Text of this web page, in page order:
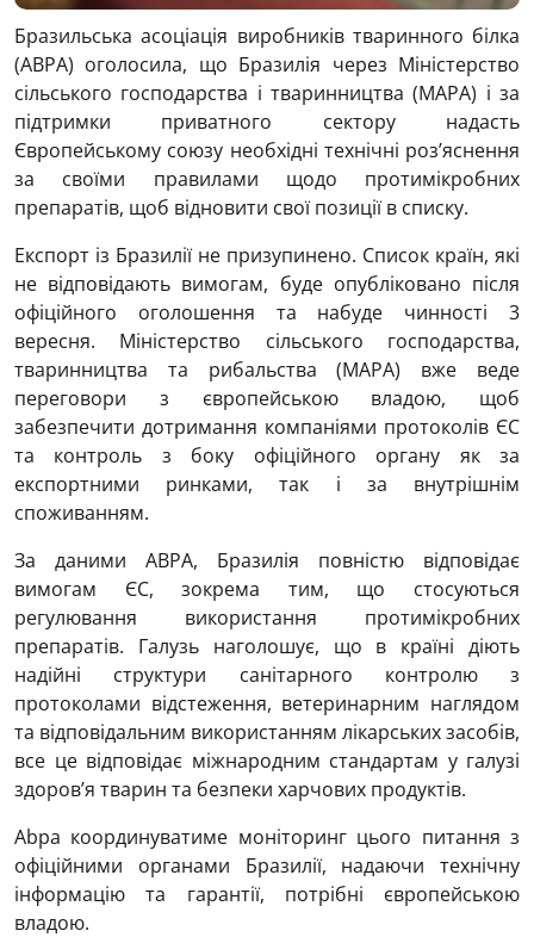
Бразильська асоціація виробників тваринного білка
(ABPA) оголосила, що Бразилія через Міністерство
сільського господарства і тваринництва (MAPA) і за
підтримки приватного сектору надасть
Європейському союзу необхідні технічні роз’яснення
за своїми правилами щодо протимікробних
препаратів, щоб відновити свої позиції в списку.
Експорт із Бразилії не призупинено. Список країн, які
не відповідають вимогам, буде опубліковано після
офіційного оголошення та набуде чинності 3
вересня. Міністерство сільського господарства,
тваринництва та рибальства (MAPA) вже веде
переговори з європейською владою, щоб
забезпечити дотримання компаніями протоколів ЄС
та контроль з боку офіційного органу як за
експортними ринками, так і за внутрішнім
споживанням.
За даними ABPA, Бразилія повністю відповідає
вимогам ЄС, зокрема тим, що стосуються
регулювання використання протимікробних
препаратів. Галузь наголошує, що в країні діють
надійні структури санітарного контролю з
протоколами відстеження, ветеринарним наглядом
та відповідальним використанням лікарських засобів,
все це відповідає міжнародним стандартам у галузі
здоров’я тварин та безпеки харчових продуктів.
Abpa координуватиме моніторинг цього питання з
офіційними органами Бразилії, надаючи технічну
інформацію та гарантії, потрібні європейською
владою.